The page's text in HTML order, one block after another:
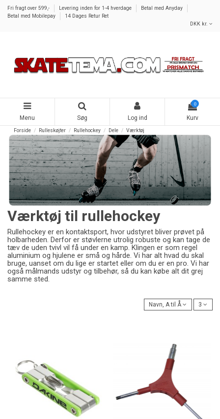
Fri fragt over 599,- Levering inden for 1-4 hverdage
Betal med Anyday
Betal med Mobilepay
14 Dages Retur Ret
DKK kr.
Menu Søg Log ind
0
Kurv
Forside Rulleskøjter Rullehockey Dele Værktøj
Værktøj til rullehockey
Rullehockey er en kontaktsport, hvor udstyret bliver prøvet på
holbarheden. Derfor er støvlerne utrolig robuste og kan tage de
tæv de uden tvivl vil få under en kamp. Klingen er som regel
aluminium og hjulene er små og hårde. Vi har alt hvad du skal
bruge, uanset om du lige er startet eller om du er en pro. Vi har
også målmands udstyr og tilbehør, så du kan købe alt dit grej
samme sted.
Navn, A til Å 3